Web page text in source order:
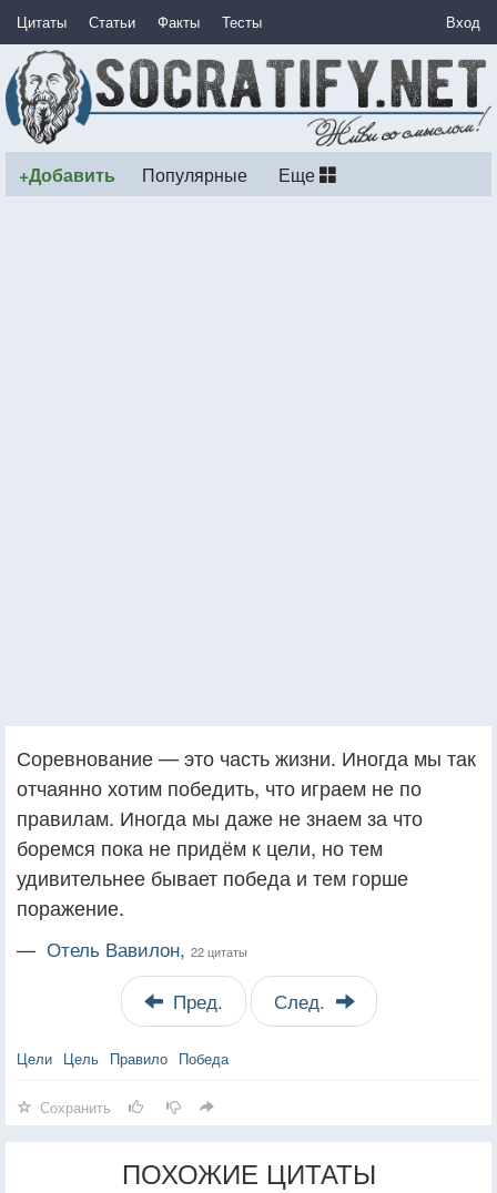
Цитаты Статьи Факты Тесты Вход
+Добавить Популярные Еще
Соревнование — это часть жизни. Иногда мы так
отчаянно хотим победить, что играем не по
правилам. Иногда мы даже не знаем за что
боремся пока не придём к цели, но тем
удивительнее бывает победа и тем горше
поражение.
— Отель Вавилон, 22 цитаты
Пред. След.
Цели Цель Правило Победа
Сохранить
ПОХОЖИЕ ЦИТАТЫ